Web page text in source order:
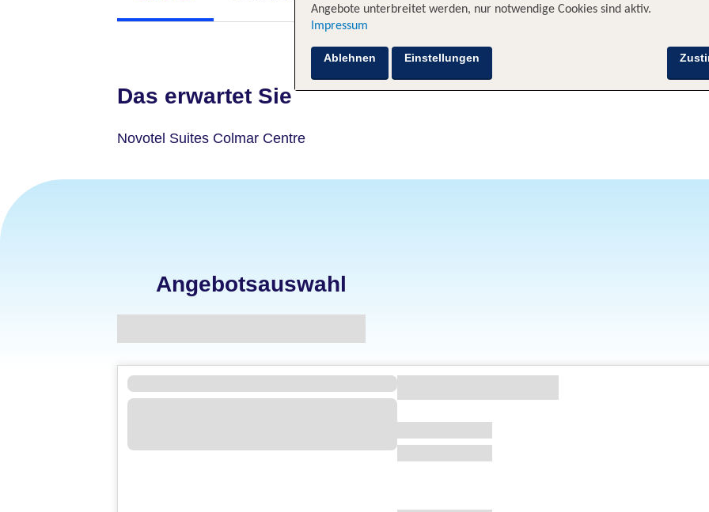
Das erwartet Sie
Novotel Suites Colmar Centre
Angebotsauswahl
Angebote unterbreitet werden, nur notwendige Cookies sind aktiv.
Impressum
Ablehnen Einstellungen